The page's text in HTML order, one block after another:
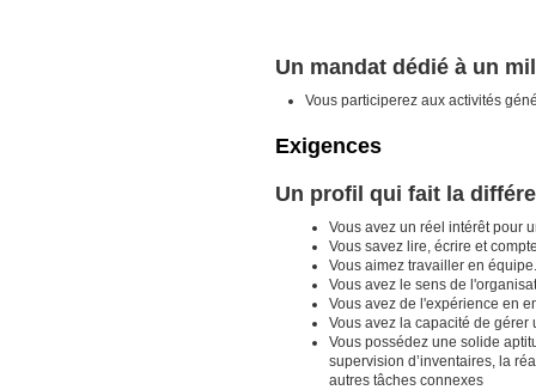
Un mandat dédié à un
Vous participerez aux activités
Exigences
Un profil qui fait la
Vous avez un réel intérêt pour
Vous savez lire, écrire et
Vous aimez travailler en équipe.
Vous avez le sens de
Vous avez de l'expérience en
Vous avez la capacité de gérer
Vous possédez une solide
supervision d’inventaires, la
autres tâches connexes